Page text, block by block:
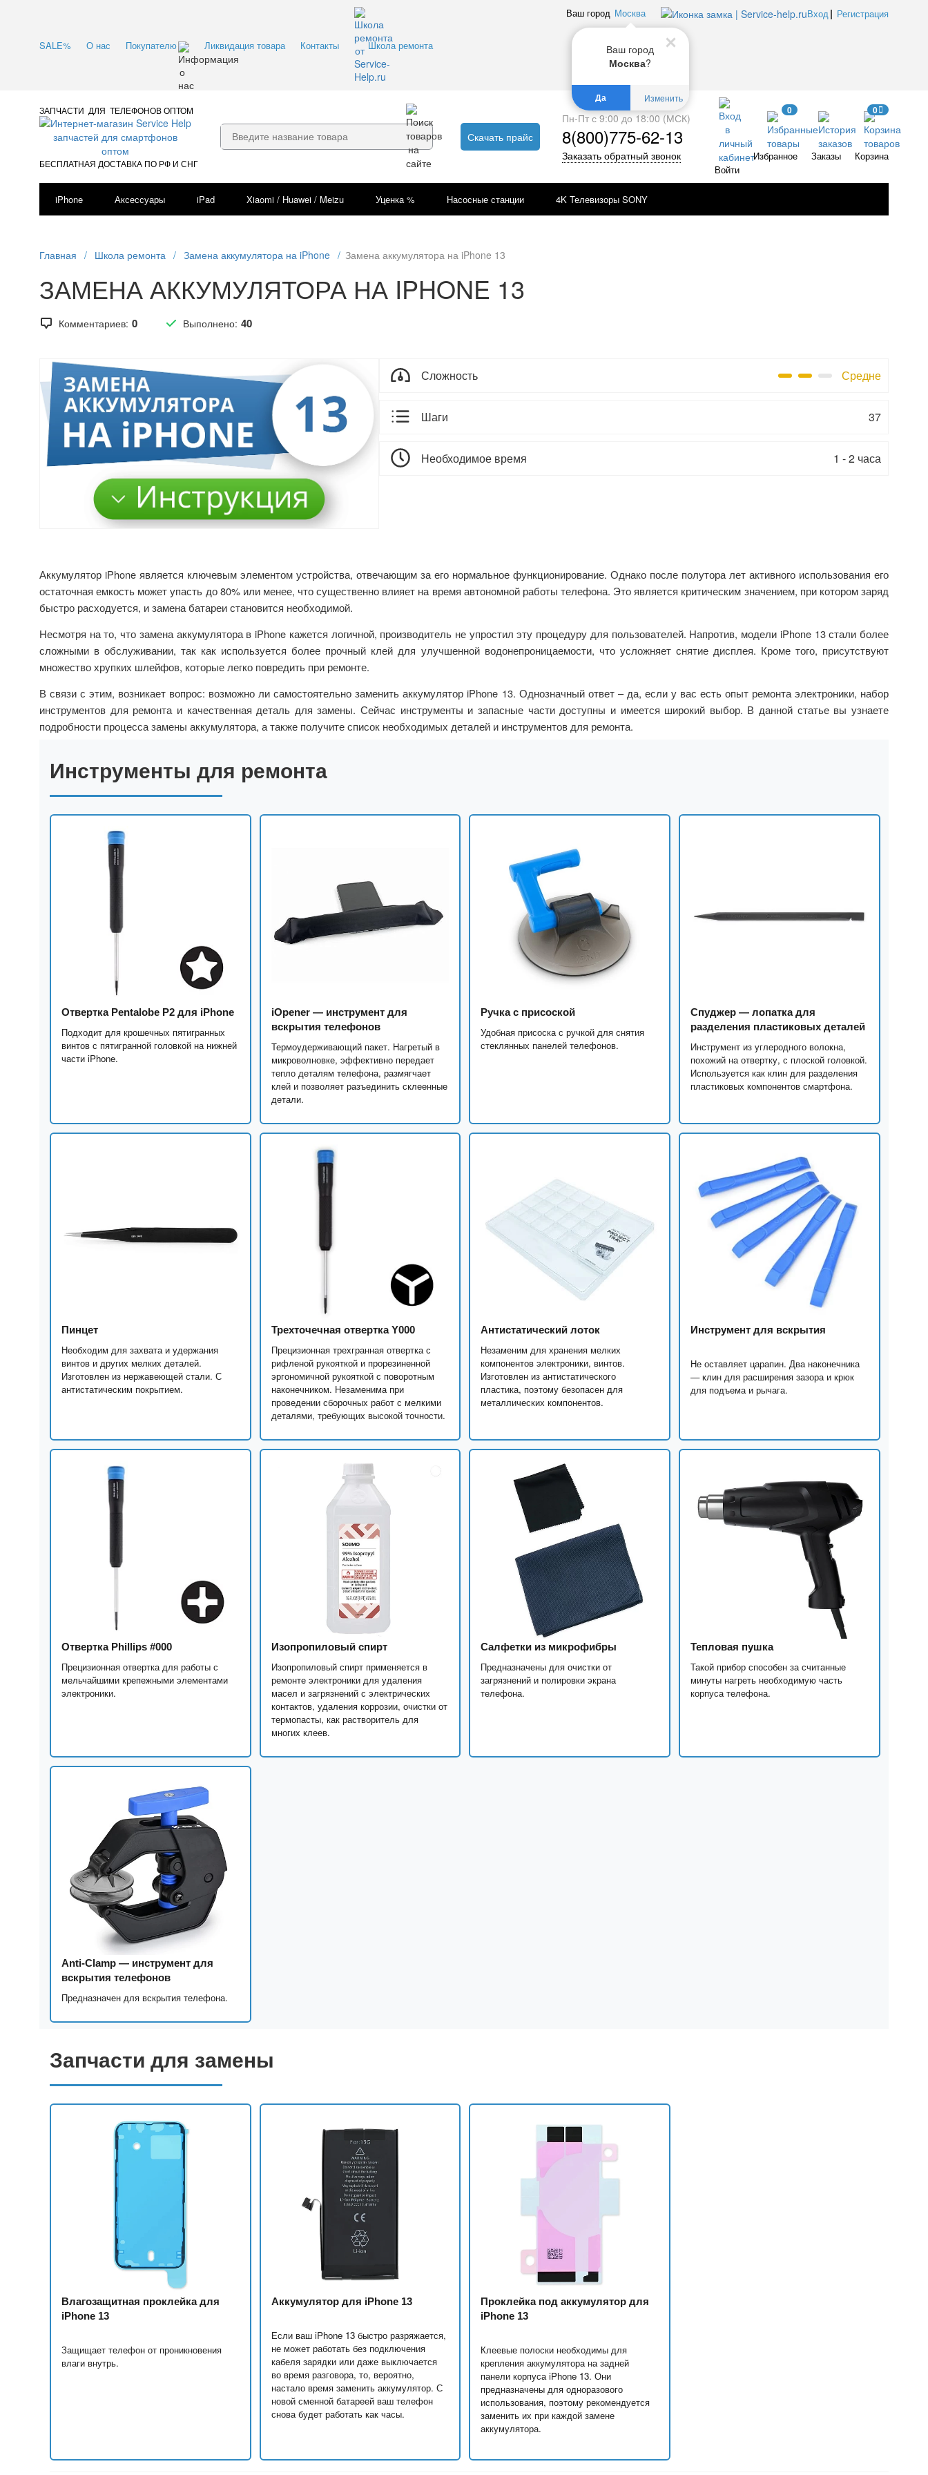
Ваш город
Москва?
Да Изменить
SALE% О нас Покупателю Ликвидация товара Контакты Школа ремонта
Ваш город Москва Вход Регистрация
ЗАПЧАСТИ ДЛЯ ТЕЛЕФОНОВ ОПТОМ
БЕСПЛАТНАЯ ДОСТАВКА ПО РФ И СНГ
Скачать прайс
Пн-Пт с 9:00 до 18:00 (МСК)
8(800)775-62-13
Заказать обратный звонок
Войти
0
Избранное Заказы
0
Корзина
iPhone Аксессуары iPad Xiaomi / Huawei / Meizu Уценка % Насосные станции 4K Телевизоры SONY
Главная / Школа ремонта / Замена аккумулятора на iPhone / Замена аккумулятора на iPhone 13
ЗАМЕНА АККУМУЛЯТОРА НА IPHONE 13
Комментариев: 0 Выполнено: 40
Сложность Средне
Шаги 37
Необходимое время 1 - 2 часа
Аккумулятор iPhone является ключевым элементом устройства, отвечающим за его нормальное функционирование. Однако после полутора лет активного использования его
остаточная емкость может упасть до 80% или менее, что существенно влияет на время автономной работы телефона. Это является критическим значением, при котором заряд
быстро расходуется, и замена батареи становится необходимой.
Несмотря на то, что замена аккумулятора в iPhone кажется логичной, производитель не упростил эту процедуру для пользователей. Напротив, модели iPhone 13 стали более
сложными в обслуживании, так как используется более прочный клей для улучшенной водонепроницаемости, что усложняет снятие дисплея. Кроме того, присутствуют
множество хрупких шлейфов, которые легко повредить при ремонте.
В связи с этим, возникает вопрос: возможно ли самостоятельно заменить аккумулятор iPhone 13. Однозначный ответ – да, если у вас есть опыт ремонта электроники, набор
инструментов для ремонта и качественная деталь для замены. Сейчас инструменты и запасные части доступны и имеется широкий выбор. В данной статье вы узнаете
подробности процесса замены аккумулятора, а также получите список необходимых деталей и инструментов для ремонта.
Инструменты для ремонта
Отвертка Pentalobe P2 для iPhone
Подходит для крошечных пятигранных
винтов с пятигранной головкой на нижней
части iPhone.
iOpener — инструмент для
вскрытия телефонов
Термоудерживающий пакет. Нагретый в
микроволновке, эффективно передает
тепло деталям телефона, размягчает
клей и позволяет разъединить склеенные
детали.
Ручка с присоской
Удобная присоска с ручкой для снятия
стеклянных панелей телефонов.
Спуджер — лопатка для
разделения пластиковых деталей
Инструмент из углеродного волокна,
похожий на отвертку, с плоской головкой.
Используется как клин для разделения
пластиковых компонентов смартфона.
Пинцет
Необходим для захвата и удержания
винтов и других мелких деталей.
Изготовлен из нержавеющей стали. С
антистатическим покрытием.
Трехточечная отвертка Y000
Прецизионная трехгранная отвертка с
рифленой рукояткой и прорезиненной
эргономичной рукояткой с поворотным
наконечником. Незаменима при
проведении сборочных работ с мелкими
деталями, требующих высокой точности.
Антистатический лоток
Незаменим для хранения мелких
компонентов электроники, винтов.
Изготовлен из антистатического
пластика, поэтому безопасен для
металлических компонентов.
Инструмент для вскрытия
Не оставляет царапин. Два наконечника
— клин для расширения зазора и крюк
для подъема и рычага.
Отвертка Phillips #000
Прецизионная отвертка для работы с
мельчайшими крепежными элементами
электроники.
Изопропиловый спирт
Изопропиловый спирт применяется в
ремонте электроники для удаления
масел и загрязнений с электрических
контактов, удаления коррозии, очистки от
термопасты, как растворитель для
многих клеев.
Салфетки из микрофибры
Предназначены для очистки от
загрязнений и полировки экрана
телефона.
Тепловая пушка
Такой прибор способен за считанные
минуты нагреть необходимую часть
корпуса телефона.
Anti-Clamp — инструмент для
вскрытия телефонов
Предназначен для вскрытия телефона.
Запчасти для замены
Влагозащитная проклейка для
iPhone 13
Защищает телефон от проникновения
влаги внутрь.
Аккумулятор для iPhone 13
Если ваш iPhone 13 быстро разряжается,
не может работать без подключения
кабеля зарядки или даже выключается
во время разговора, то, вероятно,
настало время заменить аккумулятор. С
новой сменной батареей ваш телефон
снова будет работать как часы.
Проклейка под аккумулятор для
iPhone 13
Клеевые полоски необходимы для
крепления аккумулятора на задней
панели корпуса iPhone 13. Они
предназначены для одноразового
использования, поэтому рекомендуется
заменить их при каждой замене
аккумулятора.